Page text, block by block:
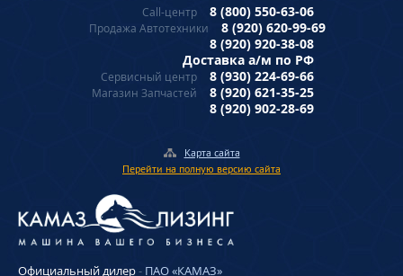
Call-центр 8 (800) 550-63-06
Продажа Автотехники
8 (920) 620-99-69
8 (920) 920-38-08
Доставка а/м по РФ
Сервисный центр 8 (930) 224-69-66
Магазин Запчастей
8 (920) 621-35-25
8 (920) 902-28-69
Карта сайта
Перейти на полную версию сайта
Официальный дилер- ПАО «КАМАЗ»